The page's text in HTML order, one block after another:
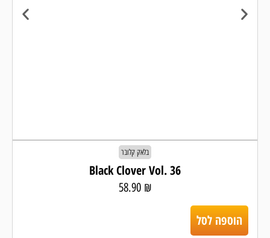
בלאק קלובר
Black Clover Vol. 36
58.90 ₪
הוספה לסל